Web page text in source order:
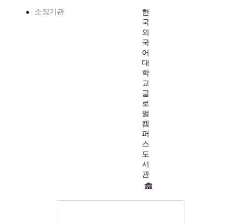
소장기관
한
국
외
국
어
대
학
교
글
로
벌
캠
퍼
스
도
서
관